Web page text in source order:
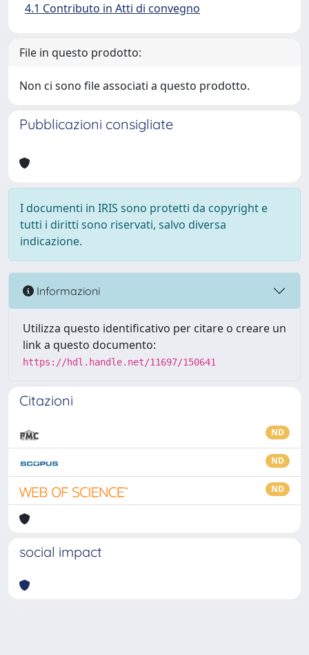
4.1 Contributo in Atti di convegno
File in questo prodotto:
Non ci sono file associati a questo prodotto.
Pubblicazioni consigliate
I documenti in IRIS sono protetti da copyright e
tutti i diritti sono riservati, salvo diversa
indicazione.
Informazioni
Utilizza questo identificativo per citare o creare un
link a questo documento:
https://hdl.handle.net/11697/150641
Citazioni
ND
ND
ND
social impact